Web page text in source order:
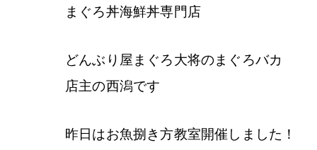
まぐろ丼海鮮丼専門店
どんぶり屋まぐろ大将のまぐろバカ
店主の西潟です
昨日はお魚捌き方教室開催しました！